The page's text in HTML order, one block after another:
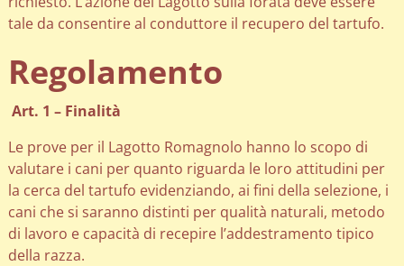
tale da consentire al conduttore il recupero del tartufo.
Regolamento
Art. 1 – Finalità
Le prove per il Lagotto Romagnolo hanno lo scopo di
valutare i cani per quanto riguarda le loro attitudini per
la cerca del tartufo evidenziando, ai fini della selezione, i
cani che si saranno distinti per qualità naturali, metodo
di lavoro e capacità di recepire l’addestramento tipico
della razza.